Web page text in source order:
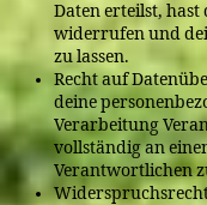
Daten erteilst, hast
widerrufen und
zu lassen.
Recht auf
deine
Verarbeitung
vollständig an
Verantwortlichen